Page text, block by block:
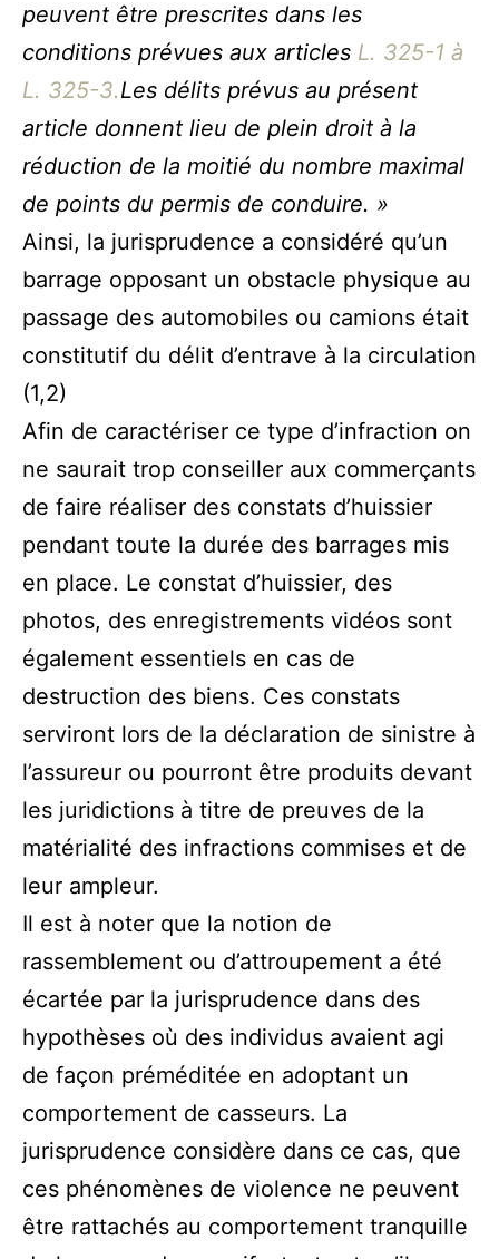
peuvent être prescrites dans les
conditions prévues aux articles L. 325-1 à
L. 325-3.Les délits prévus au présent
article donnent lieu de plein droit à la
réduction de la moitié du nombre maximal
de points du permis de conduire. »
Ainsi, la jurisprudence a considéré qu’un
barrage opposant un obstacle physique au
passage des automobiles ou camions était
constitutif du délit d’entrave à la circulation
(1,2)
Afin de caractériser ce type d’infraction on
ne saurait trop conseiller aux commerçants
de faire réaliser des constats d’huissier
pendant toute la durée des barrages mis
en place. Le constat d’huissier, des
photos, des enregistrements vidéos sont
également essentiels en cas de
destruction des biens. Ces constats
serviront lors de la déclaration de sinistre à
l’assureur ou pourront être produits devant
les juridictions à titre de preuves de la
matérialité des infractions commises et de
leur ampleur.
Il est à noter que la notion de
rassemblement ou d’attroupement a été
écartée par la jurisprudence dans des
hypothèses où des individus avaient agi
de façon préméditée en adoptant un
comportement de casseurs. La
jurisprudence considère dans ce cas, que
ces phénomènes de violence ne peuvent
être rattachés au comportement tranquille